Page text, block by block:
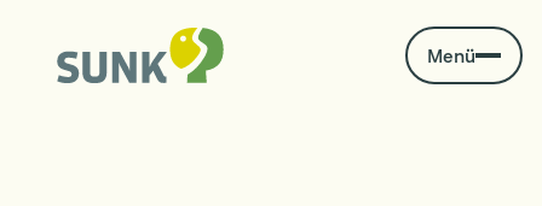
Menü